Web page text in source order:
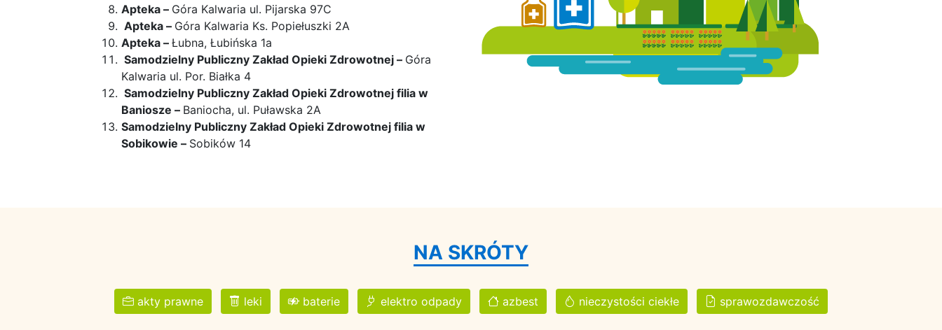
Apteka – Góra Kalwaria ul. Pijarska 97C
Apteka – Góra Kalwaria Ks. Popiełuszki 2A
Apteka – Łubna, Łubińska 1a
Samodzielny Publiczny Zakład Opieki Zdrowotnej – Góra
Kalwaria ul. Por. Białka 4
Samodzielny Publiczny Zakład Opieki Zdrowotnej filia w
Baniosze – Baniocha, ul. Puławska 2A
Samodzielny Publiczny Zakład Opieki Zdrowotnej filia w
Sobikowie – Sobików 14
NA SKRÓTY
akty prawne leki baterie elektro odpady azbest nieczystości ciekłe sprawozdawczość